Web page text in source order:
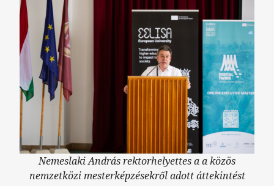
Nemeslaki András rektorhelyettes a a közös
nemzetközi mesterképzésekről adott áttekintést